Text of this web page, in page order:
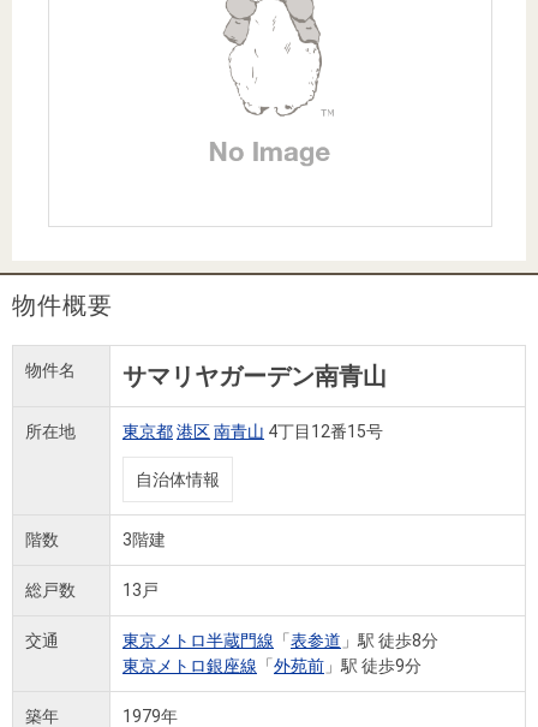
住宅ロー
ンシミュ
レーショ
住まいと
暮らしの
税金の本
ック）
購入ガイ
ド
ック）
売却ガイ
ド
物件概要
物件名 サマリヤガーデン南青山
所在地 東京都港区南青山 4丁目12番15号
自治体情報
階数 3階建
総戸数 13戸
交通 東京メトロ半蔵門線 「表参道 」駅 徒歩8分
東京メトロ銀座線 「外苑前 」駅 徒歩9分
築年 1979年